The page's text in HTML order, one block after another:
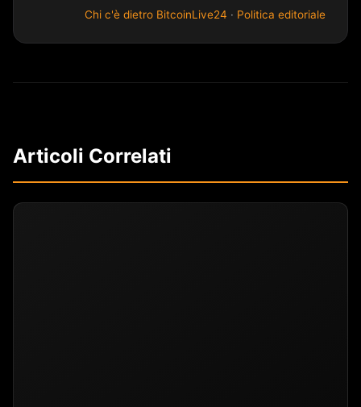
Chi c'è dietro BitcoinLive24 · Politica editoriale
Articoli Correlati